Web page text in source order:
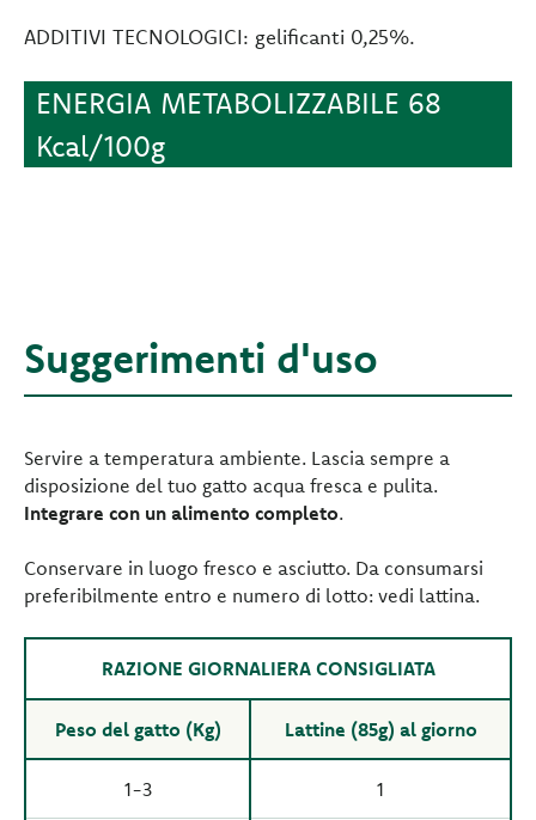
ADDITIVI TECNOLOGICI: gelificanti 0,25%.
ENERGIA METABOLIZZABILE 68
Kcal/100g
Suggerimenti d'uso
Servire a temperatura ambiente. Lascia sempre a
disposizione del tuo gatto acqua fresca e pulita.
Integrare con un alimento completo.
Conservare in luogo fresco e asciutto. Da consumarsi
preferibilmente entro e numero di lotto: vedi lattina.
RAZIONE GIORNALIERA CONSIGLIATA
Peso del gatto (Kg) Lattine (85g) al giorno
1-3 1